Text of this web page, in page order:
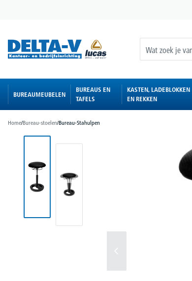
BUREAUMEUBELEN
BUREAUS EN
TAFELS
KASTEN, LADEBLOKKEN
EN REKKEN
Home/Bureau-stoelen/Bureau-Stahulpen